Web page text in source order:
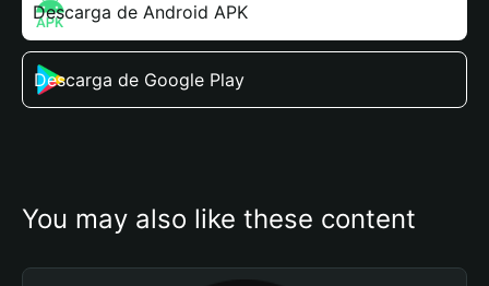
Descarga de Android APK
Descarga de Google Play
You may also like these content